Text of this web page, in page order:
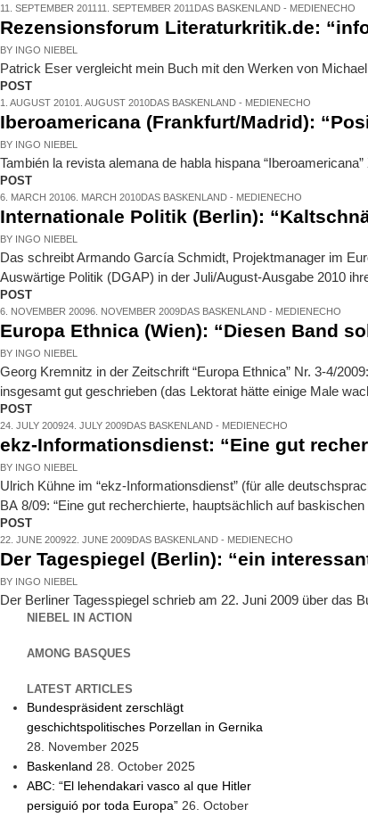
11. SEPTEMBER 2011 11. SEPTEMBER 2011 DAS BASKENLAND - MEDIENECHO
Rezensionsforum Literaturkritik.de:
BY INGO NIEBEL
Patrick Eser vergleicht mein Buch mit den Werken von
POST
1. AUGUST 20101. AUGUST 2010DAS BASKENLAND - MEDIENECHO
Iberoamericana (Frankfurt/Madrid):
BY INGO NIEBEL
También la revista alemana de habla hispana
POST
6. MARCH 20106. MARCH 2010DAS BASKENLAND - MEDIENECHO
Internationale Politik (Berlin):
BY INGO NIEBEL
Das schreibt Armando García Schmidt, Projektmanager im
Auswärtige Politik (DGAP) in der Juli/August-Ausgabe 2010
POST
6. NOVEMBER 20096. NOVEMBER 2009DAS BASKENLAND - MEDIENECHO
Europa Ethnica (Wien): “Diesen Band
BY INGO NIEBEL
Georg Kremnitz in der Zeitschrift “Europa Ethnica” Nr. 3-4/
insgesamt gut geschrieben (das Lektorat hätte einige Male
POST
24. JULY 200924. JULY 2009DAS BASKENLAND - MEDIENECHO
ekz-Informationsdienst: “Eine gut
BY INGO NIEBEL
Ulrich Kühne im “ekz-Informationsdienst” (für alle
BA 8/09: “Eine gut recherchierte, hauptsächlich auf
POST
22. JUNE 200922. JUNE 2009DAS BASKENLAND - MEDIENECHO
Der Tagespiegel (Berlin): “ein
BY INGO NIEBEL
Der Berliner Tagesspiegel schrieb am 22. Juni 2009 über das
NIEBEL IN ACTION
AMONG BASQUES
LATEST ARTICLES
Bundespräsident zerschlägt
geschichtspolitisches Porzellan in Gernika
28. November 2025
Baskenland 28. October 2025
ABC: “El lehendakari vasco al que Hitler
persiguió por toda Europa” 26. October